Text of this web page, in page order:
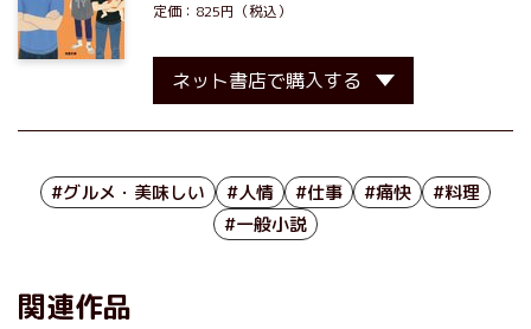
定価：825円（税込）
ネット書店で購入する
#グルメ・美味しい #人情 #仕事 #痛快
#料理
#一般小説
関連作品